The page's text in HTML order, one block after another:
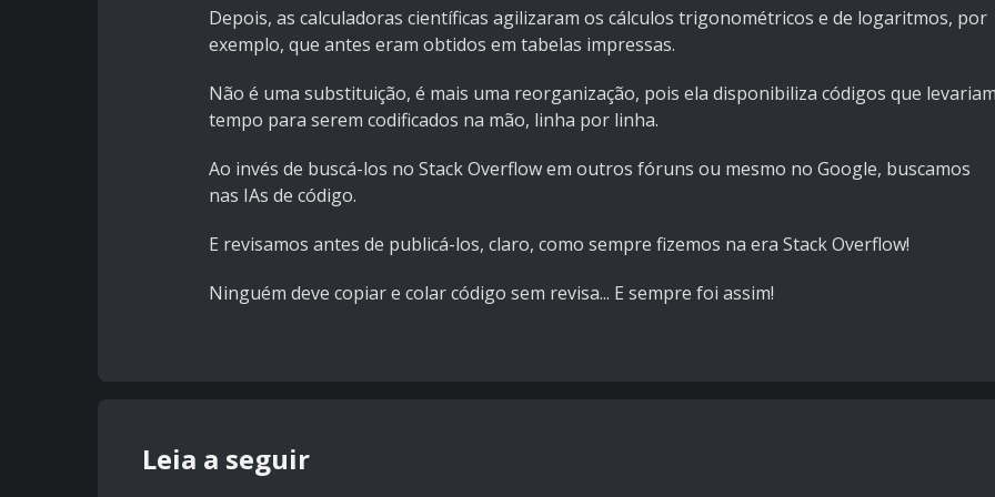
Depois, as calculadoras científicas agilizaram os cálculos trigonométricos e de logaritmos, por
exemplo, que antes eram obtidos em tabelas impressas.
Não é uma substituição, é mais uma reorganização, pois ela disponibiliza códigos que
tempo para serem codificados na mão, linha por linha.
Ao invés de buscá-los no Stack Overflow em outros fóruns ou mesmo no Google, buscamos
nas IAs de código.
E revisamos antes de publicá-los, claro, como sempre fizemos na era Stack Overflow!
Ninguém deve copiar e colar código sem revisa... E sempre foi assim!
Leia a seguir